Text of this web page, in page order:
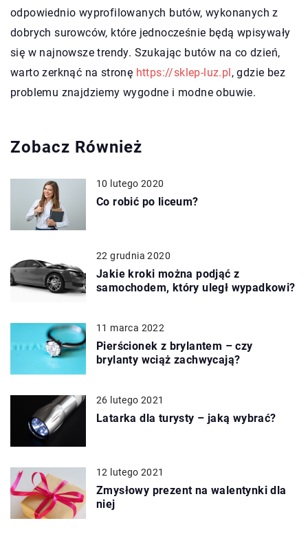
odpowiednio wyprofilowanych butów, wykonanych z
dobrych surowców, które jednocześnie będą wpisywały
się w najnowsze trendy. Szukając butów na co dzień,
warto zerknąć na stronę https://sklep-luz.pl, gdzie bez
problemu znajdziemy wygodne i modne obuwie.
Zobacz Również
10 lutego 2020
Co robić po liceum?
22 grudnia 2020
Jakie kroki można podjąć z
samochodem, który uległ wypadkowi?
11 marca 2022
Pierścionek z brylantem – czy
brylanty wciąż zachwycają?
26 lutego 2021
Latarka dla turysty – jaką wybrać?
12 lutego 2021
Zmysłowy prezent na walentynki dla
niej